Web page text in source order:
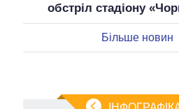
обстріл стадіону
Більше новин